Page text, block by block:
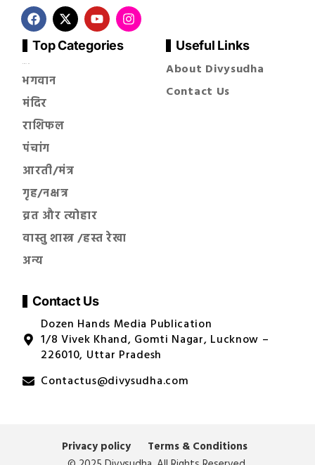
Top Categories
भगवान
मंदिर
राशिफल
पंचांग
आरती/मंत्र
गृह/नक्षत्र
व्रत और त्योहार
वास्तु शास्त्र /हस्त रेखा
अन्य
Useful Links
About Divysudha
Contact Us
Contact Us
Dozen Hands Media Publication
1/8 Vivek Khand, Gomti Nagar, Lucknow –
226010, Uttar Pradesh
Contactus@divysudha.com
Privacy policy
Terms & Conditions